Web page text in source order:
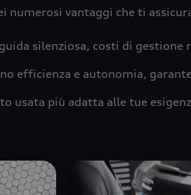
numerosi vantaggi che ti
silenziosa, costi di gestione
efficienza e autonomia,
usata più adatta alle tue